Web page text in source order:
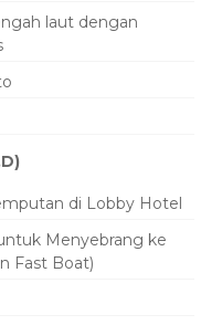
laut dengan
di Lobby Hotel
Menyebrang ke
Fast Boat)